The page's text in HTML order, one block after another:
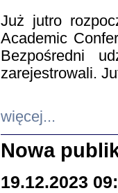
Już jutro
Academic
Bezpośredni
zarejestrowali.
więcej...
Nowa
19.12.2023